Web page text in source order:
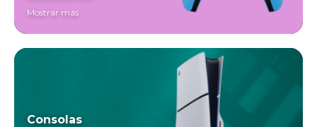
Mostrar más
Consolas